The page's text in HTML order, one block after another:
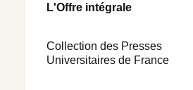
L'Offre intégrale
Collection des Presses
Universitaires de France